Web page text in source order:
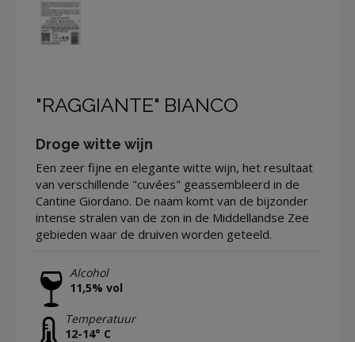
"RAGGIANTE" BIANCO
Droge witte wijn
Een zeer fijne en elegante witte wijn, het resultaat
van verschillende "cuvées" geassembleerd in de
Cantine Giordano. De naam komt van de bijzonder
intense stralen van de zon in de Middellandse Zee
gebieden waar de druiven worden geteeld.
Alcohol
11,5% vol
Temperatuur
12-14° C